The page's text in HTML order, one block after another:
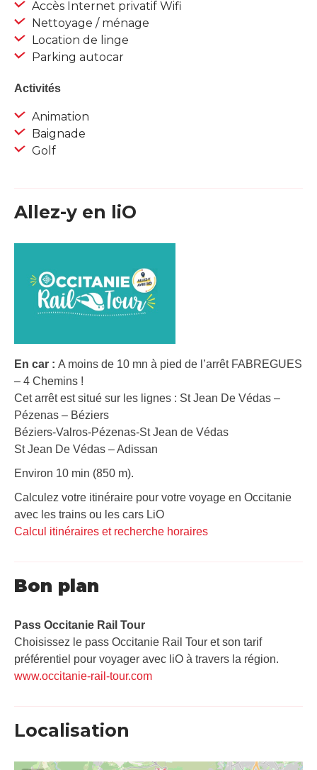
Accès Internet privatif Wifi
Nettoyage / ménage
Location de linge
Parking autocar
Activités
Animation
Baignade
Golf
Allez-y en liO
En car : A moins de 10 mn à pied de l’arrêt FABREGUES
– 4 Chemins !
Cet arrêt est situé sur les lignes : St Jean De Védas –
Pézenas – Béziers
Béziers-Valros-Pézenas-St Jean de Védas
St Jean De Védas – Adissan
Environ 10 min (850 m).
Calculez votre itinéraire pour votre voyage en Occitanie
avec les trains ou les cars LiO
Calcul itinéraires et recherche horaires
Bon plan
Pass Occitanie Rail Tour​
Choisissez le pass Occitanie Rail Tour et son tarif
préférentiel pour voyager avec liO à travers la région.
www.occitanie-rail-tour.com
Localisation